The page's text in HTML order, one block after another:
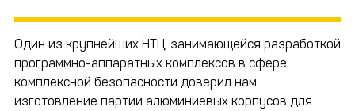
Один из крупнейших НТЦ, занимающейся разработкой
программно-аппаратных комплексов в сфере
комплексной безопасности доверил нам
изготовление партии алюминиевых корпусов для